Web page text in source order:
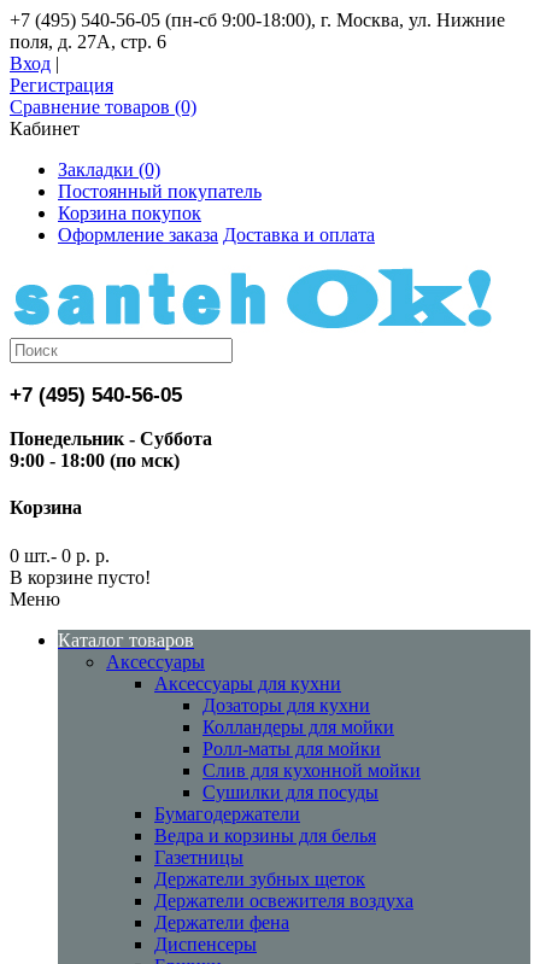
+7 (495) 540-56-05 (пн-сб 9:00-18:00), г. Москва, ул. Нижние
поля, д. 27А, стр. 6
Вход |
Регистрация
Сравнение товаров (0)
Кабинет
Закладки (0)
Постоянный покупатель
Корзина покупок
Оформление заказа Доставка и оплата
+7 (495) 540-56-05
Понедельник - Суббота
9:00 - 18:00 (по мск)
Корзина
0 шт.- 0 р. р.
В корзине пусто!
Меню
Каталог товаров
Аксессуары
Аксессуары для кухни
Дозаторы для кухни
Колландеры для мойки
Ролл-маты для мойки
Слив для кухонной мойки
Сушилки для посуды
Бумагодержатели
Ведра и корзины для белья
Газетницы
Держатели зубных щеток
Держатели освежителя воздуха
Держатели фена
Диспенсеры